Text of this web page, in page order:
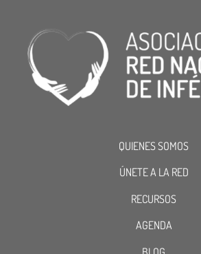
QUIENES SOMOS
ÚNETE A LA RED
RECURSOS
AGENDA